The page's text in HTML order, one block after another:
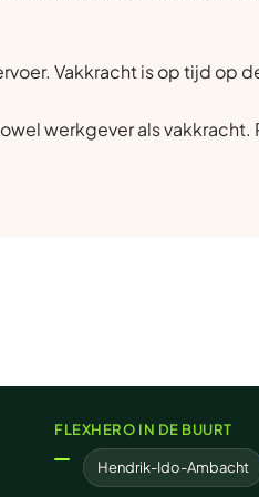
Vakkracht is op tijd op
werkgever als
FLEXHERO IN DE BUURT
Hendrik-Ido-Ambacht